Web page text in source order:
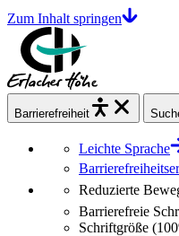
Zum Inhalt springen
Barrierefrei heit
Leichte Sprache
Reduzierte
Barrierefreie
Schriftgröße (